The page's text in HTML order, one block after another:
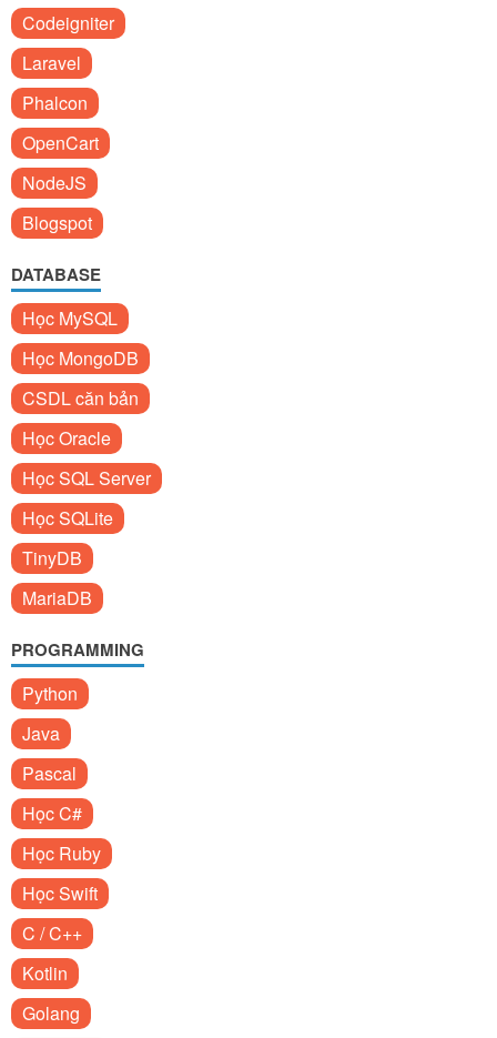
Codeigniter
Laravel
Phalcon
OpenCart
NodeJS
Blogspot
DATABASE
Học MySQL
Học MongoDB
CSDL căn bản
Học Oracle
Học SQL Server
Học SQLite
TinyDB
MariaDB
PROGRAMMING
Python
Java
Pascal
Học C#
Học Ruby
Học Swift
C / C++
Kotlin
Golang